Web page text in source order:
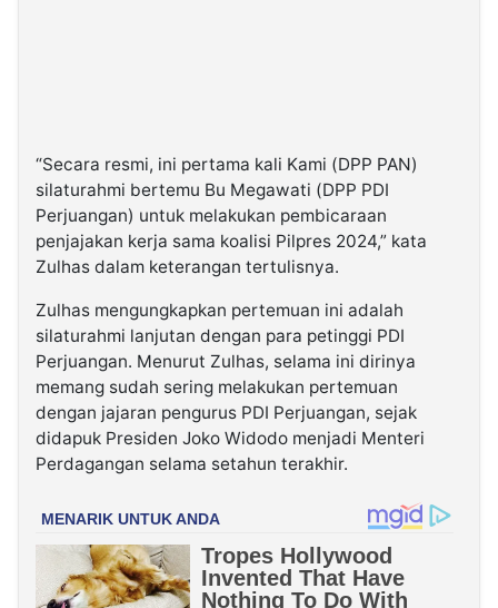
“Secara resmi, ini pertama kali Kami (DPP PAN)
silaturahmi bertemu Bu Megawati (DPP PDI
Perjuangan) untuk melakukan pembicaraan
penjajakan kerja sama koalisi Pilpres 2024,” kata
Zulhas dalam keterangan tertulisnya.
Zulhas mengungkapkan pertemuan ini adalah
silaturahmi lanjutan dengan para petinggi PDI
Perjuangan. Menurut Zulhas, selama ini dirinya
memang sudah sering melakukan pertemuan
dengan jajaran pengurus PDI Perjuangan, sejak
didapuk Presiden Joko Widodo menjadi Menteri
Perdagangan selama setahun terakhir.